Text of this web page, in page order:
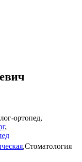
ортопед,
,
,Стоматология